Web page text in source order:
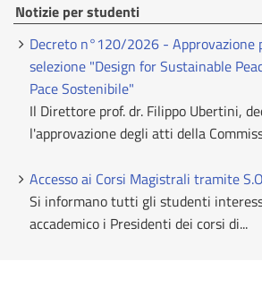
Notizie per studenti
Decreto n°120/2026 - Approvazione
selezione "Design for Sustainable
Pace Sostenibile"
Il Direttore prof. dr. Filippo Ubertini,
l'approvazione degli atti della
Accesso ai Corsi Magistrali tramite
Si informano tutti gli studenti
accademico i Presidenti dei corsi di...